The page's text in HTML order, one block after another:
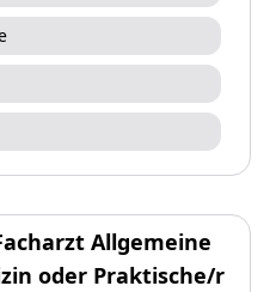
Allgemeine
oder Praktische/r